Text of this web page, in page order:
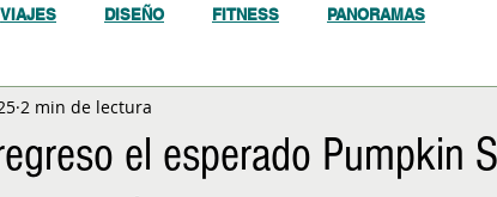
VIAJES DISEÑO FITNESS PANORAMAS
ECO y RSE
el esperado Pumpkin
2 min de lectura